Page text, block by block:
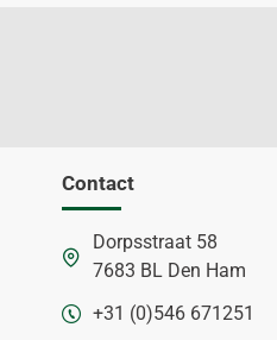
Contact
Dorpsstraat 58
7683 BL Den Ham
+31 (0)546 671251